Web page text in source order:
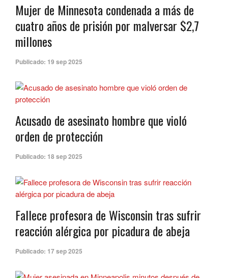
Mujer de Minnesota condenada a más de
cuatro años de prisión por malversar $2,7
millones
Publicado: 19 sep 2025
Acusado de asesinato hombre que violó
orden de protección
Publicado: 18 sep 2025
Fallece profesora de Wisconsin tras sufrir
reacción alérgica por picadura de abeja
Publicado: 17 sep 2025